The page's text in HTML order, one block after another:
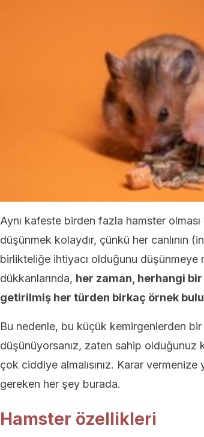
Aynı kafeste birden fazla hamster
düşünmek kolaydır, çünkü her canlının
birlikteliğe ihtiyacı olduğunu düşünmeye
dükkanlarında, her zaman, herhangi
getirilmiş her türden birkaç örnek
Bu nedenle, bu küçük kemirgenlerden
düşünüyorsanız, zaten sahip olduğunuz
çok ciddiye almalısınız. Karar
gereken her şey burada.
Hamster özellikleri